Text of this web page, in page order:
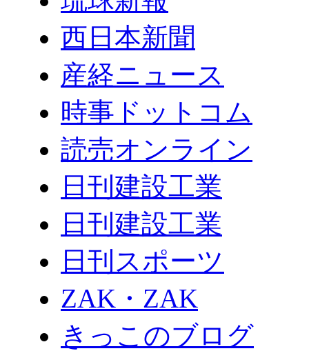
西日本新聞
産経ニュース
時事ドットコム
読売オンライン
日刊建設工業
日刊建設工業
日刊スポーツ
ZAK・ZAK
きっこのブログ